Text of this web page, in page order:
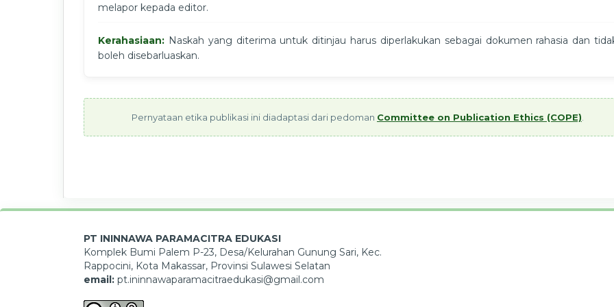
melapor kepada editor.
Kerahasiaan: Naskah yang diterima untuk ditinjau harus diperlakukan sebagai dokumen rahasia dan
boleh disebarluaskan.
Pernyataan etika publikasi ini diadaptasi dari pedoman Committee on Publication Ethics (COPE)
PT ININNAWA PARAMACITRA EDUKASI
Komplek Bumi Palem P-23, Desa/Kelurahan Gunung Sari, Kec.
Rappocini, Kota Makassar, Provinsi Sulawesi Selatan
email: pt.ininnawaparamacitraedukasi@gmail.com